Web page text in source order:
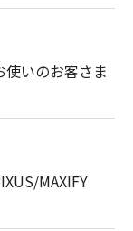
いのお客さま
MAXIFY